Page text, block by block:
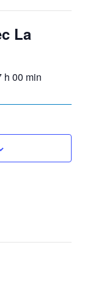
La
h 00 min